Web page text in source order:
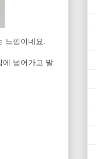
느낌이네요.
에 넘어가고 말